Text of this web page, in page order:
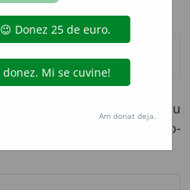
carnivor asemănător cu
[<
tibeto-
Am donat deja.